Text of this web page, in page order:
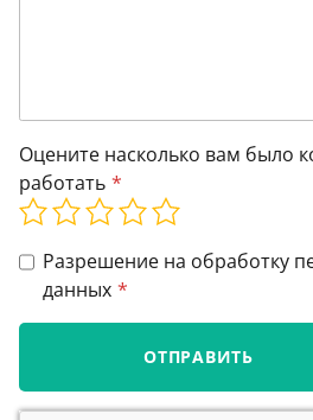
Оцените насколько вам было
работать
Разрешение на обработку
данных
ОТПРАВИТЬ